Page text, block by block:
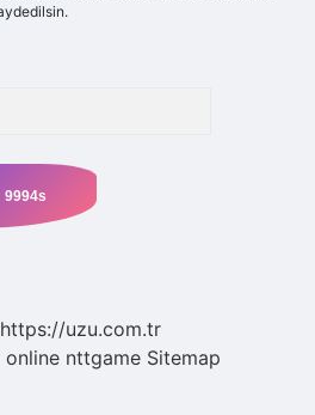
https://uzu.com.tr
online nttgame Sitemap